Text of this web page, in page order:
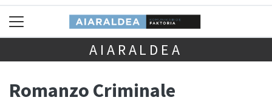
AIARALDEA
Romanzo Criminale